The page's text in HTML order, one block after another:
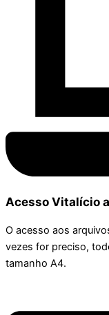
Acesso Vitalício
O acesso aos
vezes for preciso,
tamanho A4.